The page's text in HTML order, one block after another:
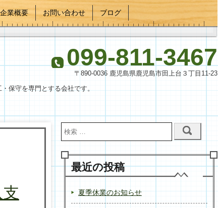
保守を専門とする会社です。
099-811-3467
〒890-0036 鹿児島県鹿児島市田上台３丁目11-23
企業概要 お問い合わせ ブログ
最近の投稿
夏季休業のお知らせ